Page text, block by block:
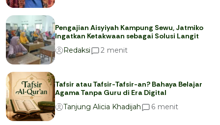
Pengajian Aisyiyah Kampung Sewu, Jatmiko
Ingatkan Ketakwaan sebagai Solusi Langit
Redaksi
2 menit
Tafsir atau Tafsir-Tafsir-an? Bahaya Belajar
Agama Tanpa Guru di Era Digital
Tanjung Alicia Khadijah
6 menit